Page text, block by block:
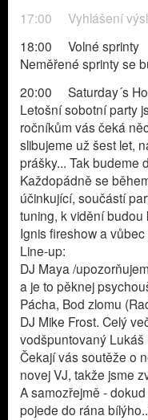
17:00 Vyhlášení
18:00 Volné sprinty
Neměřené sprinty se
20:00 Saturday´s
Letošní sobotní party
ročníkům vás čeká
slibujeme už šest let,
prášky... Tak budeme
Každopádně se
účinkující, součástí
tuning, k vidění
Ignis fireshow a
Line-up:
DJ Maya /
a je to pěknej
Pácha, Bod zlomu
DJ Mike Frost. Celý
vodšpuntovaný Lukáš
Čekají vás soutěže o
novej VJ, takže jsme
A samozřejmě -
pojede do rána